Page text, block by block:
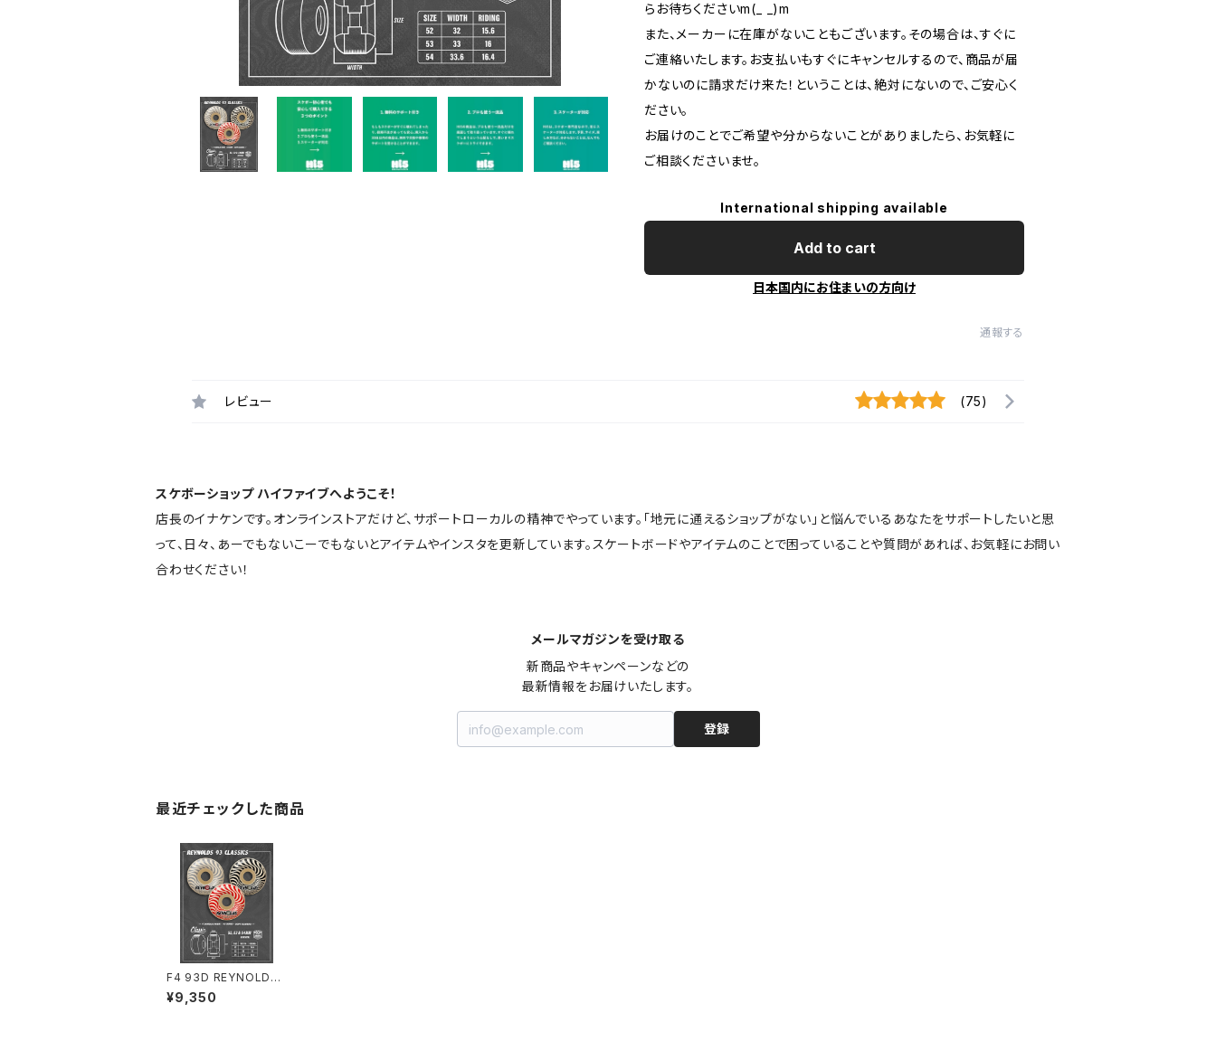
らお待ちくださいm(_ _)m
また、メーカーに在庫がないこともございます。その場合は、すぐに
ご連絡いたします。お支払いもすぐにキャンセルするので、商品が届
かないのに請求だけ来た！ということは、絶対にないので、ご安心く
ださい。
お届けのことでご希望や分からないことがありましたら、お気軽に
ご相談くださいませ。
International shipping available
Add to cart
日本国内にお住まいの方向け
通報する
レビュー (75)
スケボーショップ ハイファイブへようこそ！
店長のイナケンです。オンラインストアだけど、サポートローカルの精神でやっています。「地元に通えるショップがない」と悩んでいるあなたをサポートしたいと思
って、日々、あーでもないこーでもないとアイテムやインスタを更新しています。スケートボードやアイテムのことで困っていることや質問があれば、お気軽にお問い
合わせください！
メールマガジンを受け取る
新商品やキャンペーンなどの
最新情報をお届けいたします。
登録
最近チェックした商品
F4 93D REYNOLDS
(CLASSIC)
¥9,350